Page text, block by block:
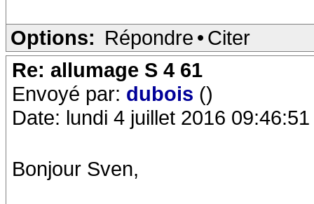
Options: Répondre • Citer
Re: allumage S 4 61
Envoyé par: dubois ()
Date: lundi 4 juillet 2016 09:46:51
Bonjour Sven,